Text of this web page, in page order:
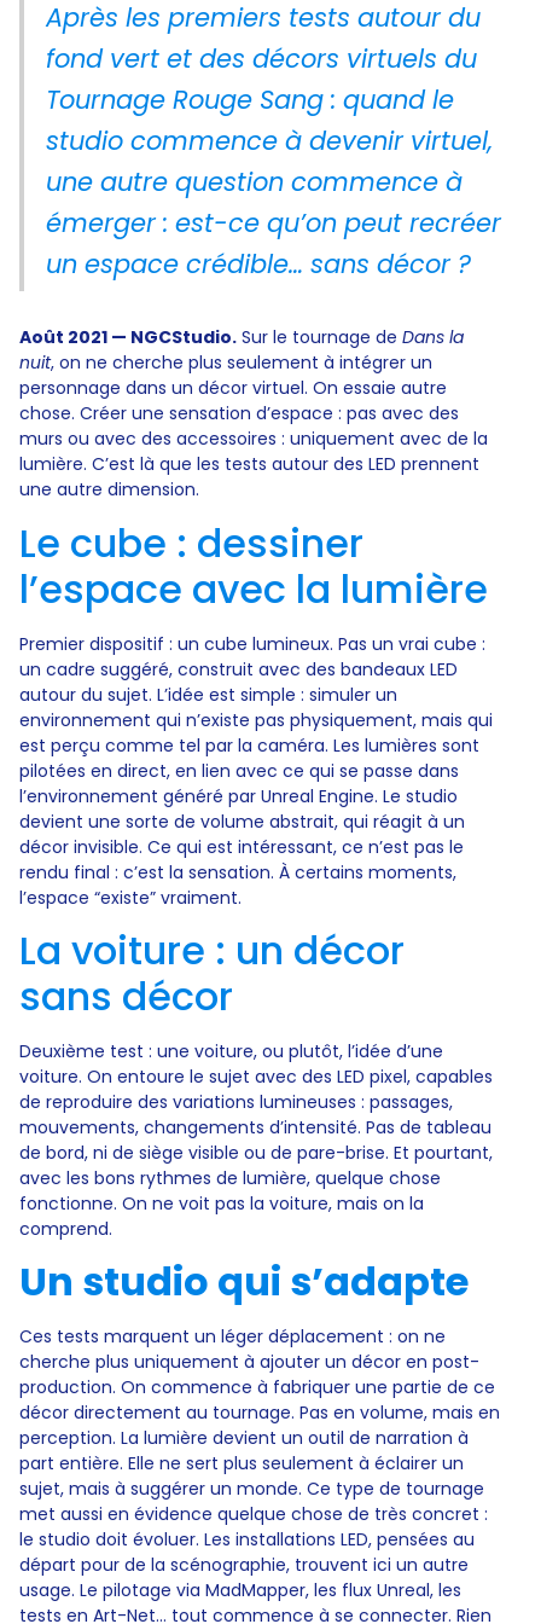
Après les premiers tests autour du
fond vert et des décors virtuels du
Tournage Rouge Sang : quand le
studio commence à devenir virtuel,
une autre question commence à
émerger : est-ce qu’on peut recréer
un espace crédible… sans décor ?
Août 2021 — NGCStudio. Sur le tournage de Dans la
nuit, on ne cherche plus seulement à intégrer un
personnage dans un décor virtuel. On essaie autre
chose. Créer une sensation d’espace : pas avec des
murs ou avec des accessoires : uniquement avec de la
lumière. C’est là que les tests autour des LED prennent
une autre dimension.
Le cube : dessiner
l’espace avec la lumière
Premier dispositif : un cube lumineux. Pas un vrai cube :
un cadre suggéré, construit avec des bandeaux LED
autour du sujet. L’idée est simple : simuler un
environnement qui n’existe pas physiquement, mais qui
est perçu comme tel par la caméra. Les lumières sont
pilotées en direct, en lien avec ce qui se passe dans
l’environnement généré par Unreal Engine. Le studio
devient une sorte de volume abstrait, qui réagit à un
décor invisible. Ce qui est intéressant, ce n’est pas le
rendu final : c’est la sensation. À certains moments,
l’espace “existe” vraiment.
La voiture : un décor
sans décor
Deuxième test : une voiture, ou plutôt, l’idée d’une
voiture. On entoure le sujet avec des LED pixel, capables
de reproduire des variations lumineuses : passages,
mouvements, changements d’intensité. Pas de tableau
de bord, ni de siège visible ou de pare-brise. Et pourtant,
avec les bons rythmes de lumière, quelque chose
fonctionne. On ne voit pas la voiture, mais on la
comprend.
Un studio qui s’adapte
Ces tests marquent un léger déplacement : on ne
cherche plus uniquement à ajouter un décor en post-
production. On commence à fabriquer une partie de ce
décor directement au tournage. Pas en volume, mais en
perception. La lumière devient un outil de narration à
part entière. Elle ne sert plus seulement à éclairer un
sujet, mais à suggérer un monde. Ce type de tournage
met aussi en évidence quelque chose de très concret :
le studio doit évoluer. Les installations LED, pensées au
départ pour de la scénographie, trouvent ici un autre
usage. Le pilotage via MadMapper, les flux Unreal, les
tests en Art-Net… tout commence à se connecter. Rien